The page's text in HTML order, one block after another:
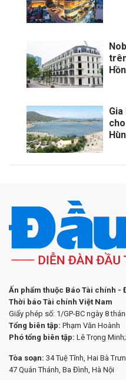
Ấn phẩm thuộc Báo Tài chính -
Thời báo Tài chính Việt Nam
Giấy phép số: 1/GP-BC ngày 8
Tổng biên tập: Phạm Văn Hoành
Phó tổng biên tập: Lê Trọng
Tòa soạn: 34 Tuệ Tĩnh, Hai Bà
47 Quán Thánh, Ba Đình, Hà Nội